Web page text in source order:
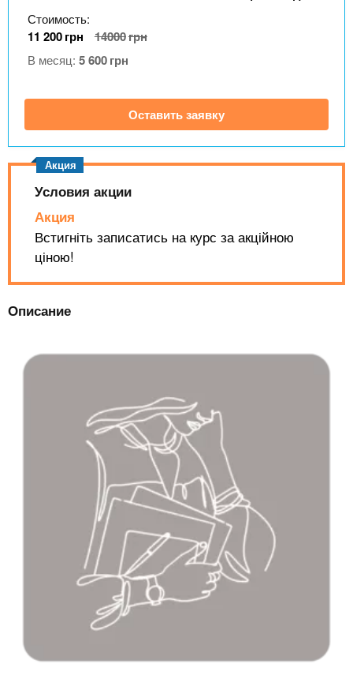
n
s
.
i
n
f
o
е
н
Онлайн курсы
За рубежом
Стоимость:
11 200грн 14000грн
В месяц: 5 600грн
Оставить заявку
Условия акции
Акция
Встигніть записатись на курс за акційною
ціною!
Описание